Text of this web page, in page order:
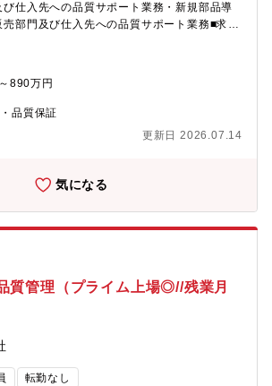
仕入先への品質サポート業務・新規部品導
売部門及び仕入先への品質サポート業務■求め
（不具合品受付/顧客ヒアリングに伴い、仕入
開、不具合発生原因と対策立案内容の妥当性
報告書を基に顧客との不具合クローズ交
工程監査対応(仕入先への国内/海外出張、監査
車載・電機メーカー等【配属先 部署】バリ
ープ：9名【仕事の魅力】・車載部品は1個
な車両不具合に発展する危険性がある重要な
の解決や未然防止活動は、当社品活動の重
・仕入れ先の協力や当社所有の品質技術の
決は達成感が大きい業務です。・グループ
アップや不具合解決ノウハウを共有した問
務集中時のサポート体制も有。・社内教育に
能です。
890万円
品質保証
更新日 2026.07.14
気になる
質管理（プライム上場◎//残業月
転勤なし